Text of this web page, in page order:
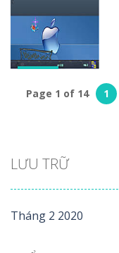
Khác
Ra mắt
Page 1 of 14 1
LƯU TRỮ
Tháng 2 2020